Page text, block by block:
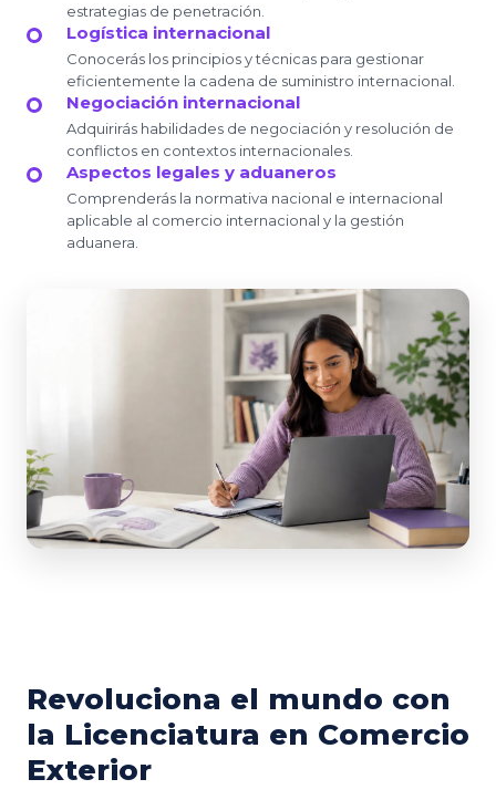
estrategias de penetración.
Logística internacional
Conocerás los principios y técnicas para gestionar
eficientemente la cadena de suministro internacional.
Negociación internacional
Adquirirás habilidades de negociación y resolución de
conflictos en contextos internacionales.
Aspectos legales y aduaneros
Comprenderás la normativa nacional e internacional
aplicable al comercio internacional y la gestión
aduanera.
Revoluciona el mundo con
la Licenciatura en Comercio
Exterior